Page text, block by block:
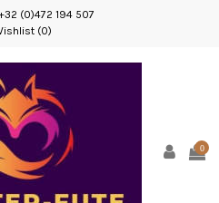
(0)472 194 507
(0)
0